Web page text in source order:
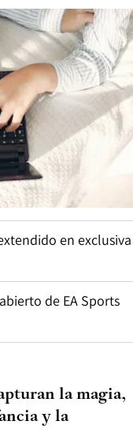
en exclusiva
de EA Sports
la magia,
y la